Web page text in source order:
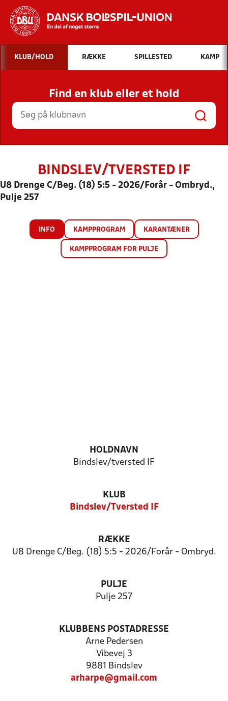
Hvad vil du søge efter?
INDHOLD OG NYHEDER
STILLINGER, RESULTATER, KLUBBER OG
HOLD
KLUB/HOLD RÆKKE SPILLESTED KAMP
Find en klub eller et hold
BINDSLEV/TVERSTED IF
U8 Drenge C/Beg. (18) 5:5 - 2026/Forår - Ombryd.,
Pulje 257
INFO KAMPPROGRAM KARANTÆNER
KAMPPROGRAM FOR PULJE
HOLDNAVN
Bindslev/tversted IF
KLUB
Bindslev/Tversted IF
RÆKKE
U8 Drenge C/Beg. (18) 5:5 - 2026/Forår - Ombryd.
PULJE
Pulje 257
KLUBBENS POSTADRESSE
Arne Pedersen
Vibevej 3
9881 Bindslev
arharpe@gmail.com